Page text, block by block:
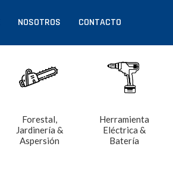
NOSOTROS CONTACTO
Forestal,
Jardinería &
Aspersión
Herramienta
Eléctrica &
Batería